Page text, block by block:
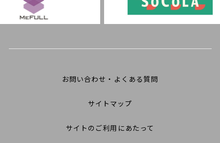
お問い合わせ・よくある質問
サイトマップ
サイトのご利用にあたって